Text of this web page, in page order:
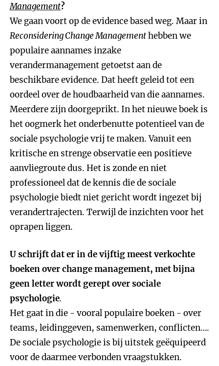
Management?
We gaan voort op de evidence based weg. Maar in
Reconsidering Change Managementhebben we
populaire aannames inzake
verandermanagement getoetst aan de
beschikbare evidence. Dat heeft geleid tot een
oordeel over de houdbaarheid van die aannames.
Meerdere zijn doorgeprikt. In het nieuwe boek is
het oogmerk het onderbenutte potentieel van de
sociale psychologie vrij te maken. Vanuit een
kritische en strenge observatie een positieve
aanvliegroute dus. Het is zonde en niet
professioneel dat de kennis die de sociale
psychologie biedt niet gericht wordt ingezet bij
verandertrajecten. Terwijl de inzichten voor het
oprapen liggen.
U schrijft dat er in de vijftig meest verkochte
boeken over change management, met bijna
geen letter wordt gerept over sociale
psychologie.
Het gaat in die - vooral populaire boeken - over
teams, leidinggeven, samenwerken, conflicten….
De sociale psychologie is bij uitstek geëquipeerd
voor de daarmee verbonden vraagstukken.